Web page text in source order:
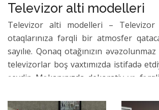
Televizor alti modelleri
Televizor alti modelleri –
otaqlarınıza fərqli bir atmosfer
sayılıe. Qonaq otağınızın əvəzolunmaz
televizorlar boş vaxtımızda istifadə
şeydir. Məkanınızda dekorativ və
alti mebellərə sahib olmaq üçün